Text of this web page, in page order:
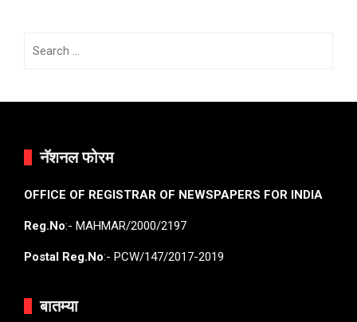
नॅशनल फोरम
OFFICE OF REGISTRAR OF NEWSPAPERS FOR INDIA
Reg.No:- MAHMAR/2000/2197
Postal Reg.No:- PCW/147/2017-2019
बातम्या